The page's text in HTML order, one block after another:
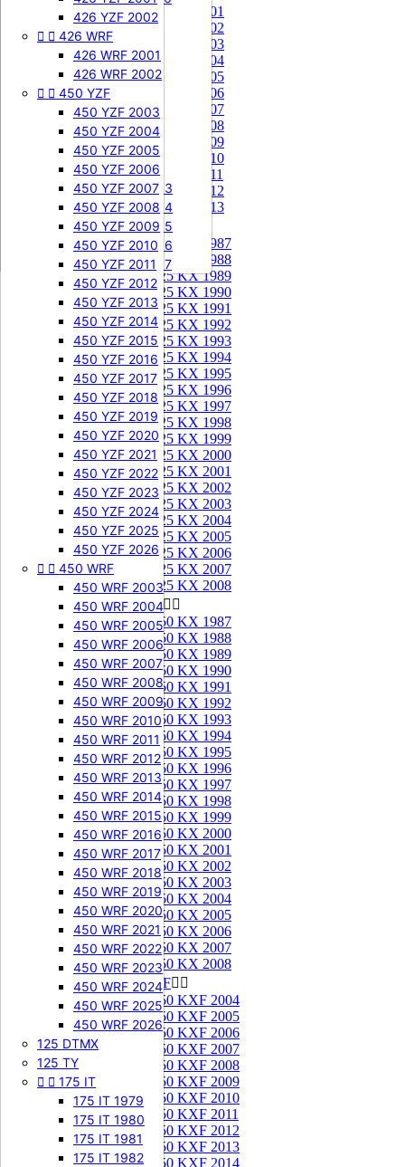
505 SXF
505 SXF 2007
505 SXF 2008
525 SXF
525 SXF 2003
525 SXF 2004
525 SXF 2005
525 SXF 2006
525 EXC-F
525 EXC-F 2003
525 EXC-F 2004
525 EXC-F 2005
525 EXC-F 2006
525 EXC-F 2007
426 YZF 2002
  426 WRF
426 WRF 2001
426 WRF 2002
  450 YZF
450 YZF 2003
450 YZF 2004
450 YZF 2005
450 YZF 2006
450 YZF 2007
450 YZF 2008
450 YZF 2009
450 YZF 2010
450 YZF 2011
450 YZF 2012
450 YZF 2013
450 YZF 2014
450 YZF 2015
450 YZF 2016
450 YZF 2017
450 YZF 2018
450 YZF 2019
450 YZF 2020
450 YZF 2021
450 YZF 2022
450 YZF 2023
450 YZF 2024
450 YZF 2025
450 YZF 2026
  450 WRF
450 WRF 2003
450 WRF 2004
450 WRF 2005
450 WRF 2006
450 WRF 2007
450 WRF 2008
450 WRF 2009
450 WRF 2010
450 WRF 2011
450 WRF 2012
450 WRF 2013
450 WRF 2014
450 WRF 2015
450 WRF 2016
450 WRF 2017
450 WRF 2018
450 WRF 2019
450 WRF 2020
450 WRF 2021
450 WRF 2022
450 WRF 2023
450 WRF 2024
450 WRF 2025
450 WRF 2026
125 DTMX
125 TY
  175 IT
175 IT 1979
175 IT 1980
175 IT 1981
175 IT 1982
85 KX 2001
85 KX 2002
85 KX 2003
85 KX 2004
85 KX 2005
85 KX 2006
85 KX 2007
85 KX 2008
85 KX 2009
85 KX 2010
85 KX 2011
85 KX 2012
85 KX 2013
125 KX 
125 KX 1987
125 KX 1988
125 KX 1989
125 KX 1990
125 KX 1991
125 KX 1992
125 KX 1993
125 KX 1994
125 KX 1995
125 KX 1996
125 KX 1997
125 KX 1998
125 KX 1999
125 KX 2000
125 KX 2001
125 KX 2002
125 KX 2003
125 KX 2004
125 KX 2005
125 KX 2006
125 KX 2007
125 KX 2008
250 KX 
250 KX 1987
250 KX 1988
250 KX 1989
250 KX 1990
250 KX 1991
250 KX 1992
250 KX 1993
250 KX 1994
250 KX 1995
250 KX 1996
250 KX 1997
250 KX 1998
250 KX 1999
250 KX 2000
250 KX 2001
250 KX 2002
250 KX 2003
250 KX 2004
250 KX 2005
250 KX 2006
250 KX 2007
250 KX 2008
250 KXF 
250 KXF 2004
250 KXF 2005
250 KXF 2006
250 KXF 2007
250 KXF 2008
250 KXF 2009
250 KXF 2010
250 KXF 2011
250 KXF 2012
250 KXF 2013
250 KXF 2014